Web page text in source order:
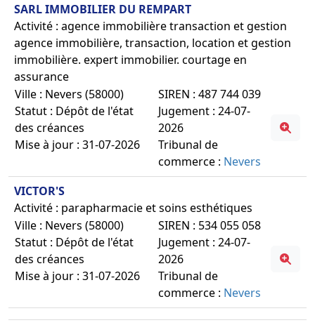
SARL IMMOBILIER DU REMPART
Activité : agence immobilière transaction et gestion
agence immobilière, transaction, location et gestion
immobilière. expert immobilier. courtage en
assurance
Ville : Nevers (58000)
Statut : Dépôt de l'état
des créances
Mise à jour : 31-07-2026
SIREN : 487 744 039
Jugement : 24-07-
2026
Tribunal de
commerce : Nevers
VICTOR'S
Activité : parapharmacie et soins esthétiques
Ville : Nevers (58000)
Statut : Dépôt de l'état
des créances
Mise à jour : 31-07-2026
SIREN : 534 055 058
Jugement : 24-07-
2026
Tribunal de
commerce : Nevers